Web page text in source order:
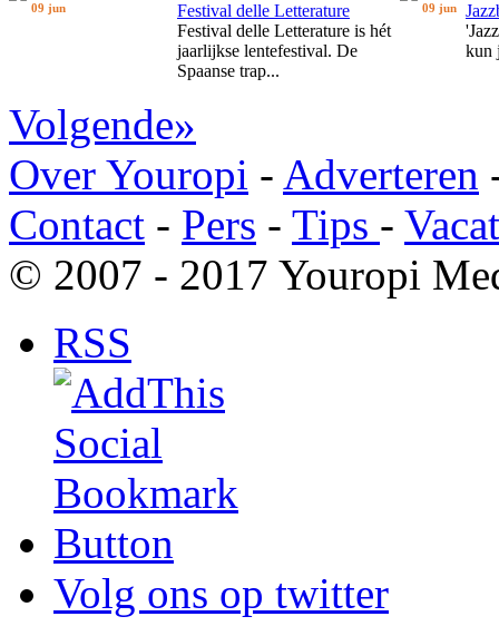
09 jun
Festival delle Letterature
Festival delle Letterature is hét
jaarlijkse lentefestival. De
Spaanse trap...
09 jun
kun
Volgende»
Over Youropi - Adverteren
Contact - Pers - Tips -
© 2007 - 2017 Youropi
RSS
Volg ons op twitter